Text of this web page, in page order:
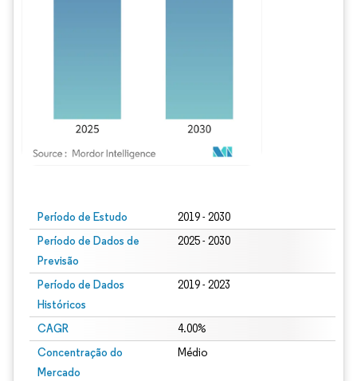
Período de Estudo 2019 - 2030
Período de Dados de
Previsão
2025 - 2030
Período de Dados
Históricos
2019 - 2023
CAGR 4.00%
Concentração do
Mercado
Médio